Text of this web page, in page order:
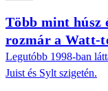
Több mint húsz
rozmár a Watt-
Legutóbb 1998-ban
Juist és Sylt szigetén.